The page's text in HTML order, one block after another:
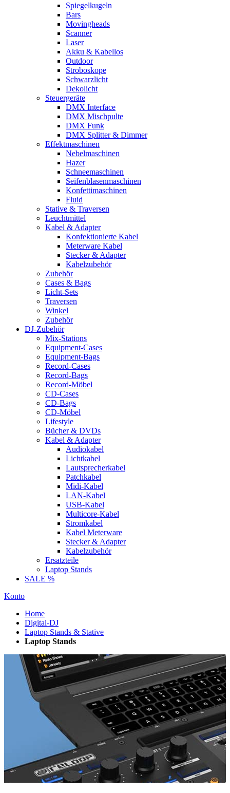
Spiegelkugeln
Bars
Movingheads
Scanner
Laser
Akku & Kabellos
Outdoor
Stroboskope
Schwarzlicht
Dekolicht
Steuergeräte
DMX Interface
DMX Mischpulte
DMX Funk
DMX Splitter & Dimmer
Effektmaschinen
Nebelmaschinen
Hazer
Schneemaschinen
Seifenblasenmaschinen
Konfettimaschinen
Fluid
Stative & Traversen
Leuchtmittel
Kabel & Adapter
Konfektionierte Kabel
Meterware Kabel
Stecker & Adapter
Kabelzubehör
Zubehör
Cases & Bags
Licht-Sets
Traversen
Winkel
Zubehör
DJ-Zubehör
Mix-Stations
Equipment-Cases
Equipment-Bags
Record-Cases
Record-Bags
Record-Möbel
CD-Cases
CD-Bags
CD-Möbel
Lifestyle
Bücher & DVDs
Kabel & Adapter
Audiokabel
Lichtkabel
Lautsprecherkabel
Patchkabel
Midi-Kabel
LAN-Kabel
USB-Kabel
Multicore-Kabel
Stromkabel
Kabel Meterware
Stecker & Adapter
Kabelzubehör
Ersatzteile
Laptop Stands
SALE %
Konto
Home
Digital-DJ
Laptop Stands & Stative
Laptop Stands